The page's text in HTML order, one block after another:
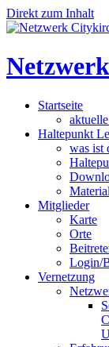
Direkt zum Inhalt
Startseite
Haltepunkt
was ist
Mitglieder
Karte
Orte
Login/
Vernetzung